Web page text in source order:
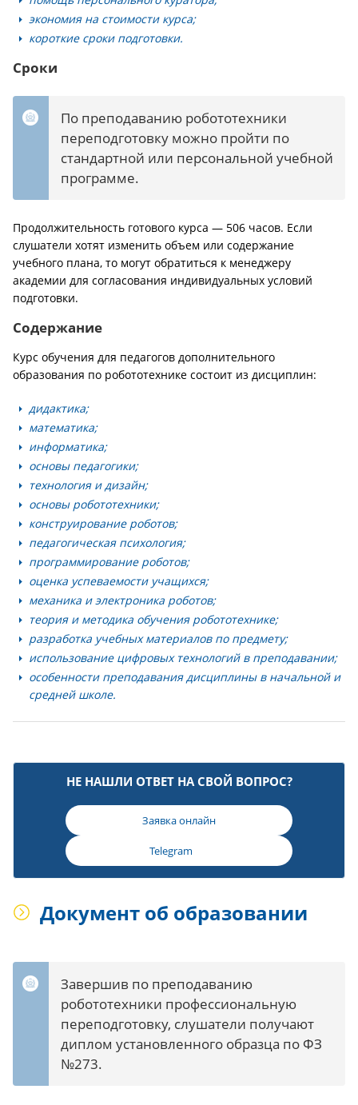
экономия на стоимости курса;
короткие сроки подготовки.
Сроки
По преподаванию робототехники
переподготовку можно пройти по
стандартной или персональной учебной
программе.
Продолжительность готового курса — 506 часов. Если
слушатели хотят изменить объем или содержание
учебного плана, то могут обратиться к менеджеру
академии для согласования индивидуальных условий
подготовки.
Содержание
Курс обучения для педагогов дополнительного
образования по робототехнике состоит из дисциплин:
дидактика;
математика;
информатика;
основы педагогики;
технология и дизайн;
основы робототехники;
конструирование роботов;
педагогическая психология;
программирование роботов;
оценка успеваемости учащихся;
механика и электроника роботов;
теория и методика обучения робототехнике;
разработка учебных материалов по предмету;
использование цифровых технологий в преподавании;
особенности преподавания дисциплины в начальной и
средней школе.
НЕ НАШЛИ ОТВЕТ НА СВОЙ ВОПРОС?
Заявка онлайн
Telegram
Документ об образовании
Завершив по преподаванию
робототехники профессиональную
переподготовку, слушатели получают
диплом установленного образца по ФЗ
№273.